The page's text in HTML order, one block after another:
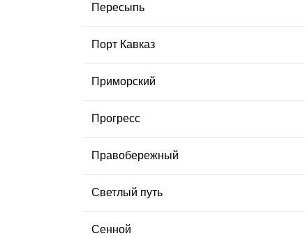
Пересыпь
Порт Кавказ
Приморский
Прогресс
Правобережный
Светлый путь
Сенной